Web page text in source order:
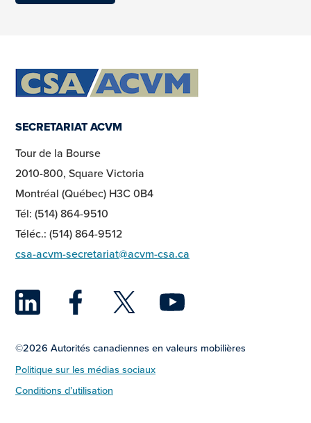
SECRETARIAT ACVM
Tour de la Bourse
2010-800, Square Victoria
Montréal (Québec) H3C 0B4
Tél: (514) 864-9510
Téléc.: (514) 864-9512
csa-acvm-secretariat@acvm-csa.ca
LinkedIn
Facebook
Twitter
©2026 Autorités canadiennes en valeurs mobilières
Politique sur les médias sociaux
Conditions d’utilisation